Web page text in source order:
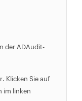
der ADAudit-
Klicken Sie auf
im linken